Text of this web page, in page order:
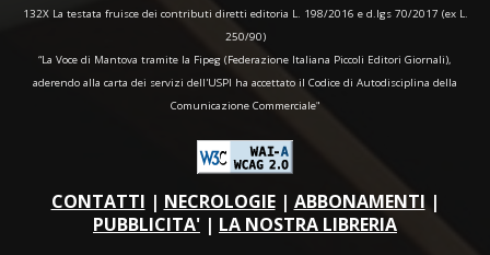
132X La testata fruisce dei contributi diretti editoria L. 198/2016 e d.lgs 70/2017 (ex L.
250/90)
“La Voce di Mantova tramite la Fipeg (Federazione Italiana Piccoli Editori Giornali),
aderendo alla carta dei servizi dell'USPI ha accettato il Codice di Autodisciplina della
Comunicazione Commerciale"
CONTATTI | NECROLOGIE| ABBONAMENTI |
PUBBLICITA' | LA NOSTRA LIBRERIA